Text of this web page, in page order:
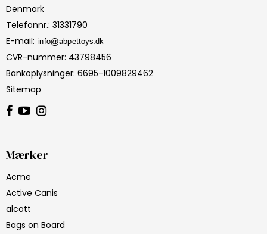
Denmark
Telefonnr.: 31331790
E-mail:
CVR-nummer: 43798456
Bankoplysninger: 6695-1009829462
Sitemap
Mærker
Acme
Active Canis
alcott
Bags on Board